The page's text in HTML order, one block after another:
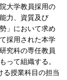
大学教員採用の
力、資質及び
」において求め
採用された本学
究科の専任教員
って組織する。
る授業科目の担当